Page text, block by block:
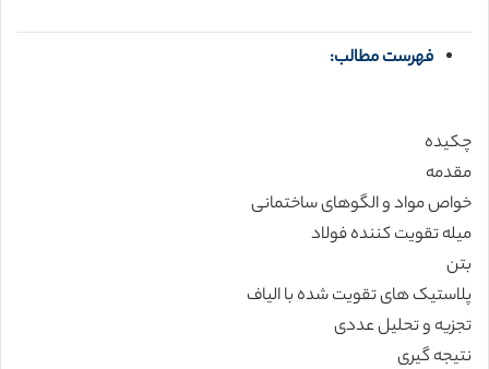
فهرست مطالب:
چکیده
مقدمه
خواص مواد و الگوهای ساختمانی
میله تقویت کننده فولاد
بتن
پلاستیک های تقویت شده با الیاف
تجزیه و تحلیل عددی
نتیجه گیری